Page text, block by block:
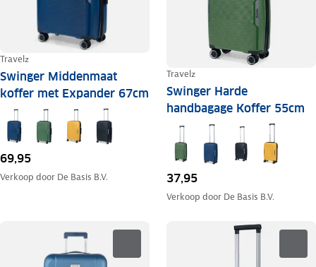
Travelz
Swinger Middenmaat
koffer met Expander 67cm
69,95
Verkoop door De Basis B.V.
Travelz
Swinger Harde
handbagage Koffer 55cm
37,95
Verkoop door De Basis B.V.